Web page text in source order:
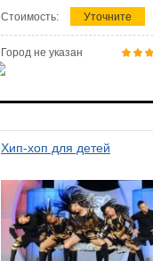
Стоимость: Уточните
Город не указан
Хип-хоп для детей